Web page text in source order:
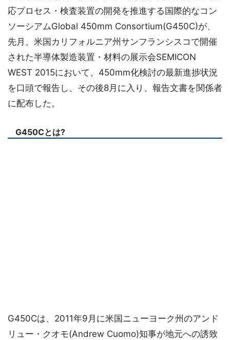
応プロセス・検査装置の開発を推進する国際的なコン
ソーシアムGlobal 450mm Consortium(G450C)が、
先月、米国カリフォルニア州サンフランシスコで開催
された半導体製造装置・材料の展示会SEMICON
WEST 2015において、450mm化検討の最新進捗状況
を口頭で報告し、その後8月に入り、報告文書を関係者
に配布した。
G450Cとは?
G450Cは、2011年9月に米国ニューヨーク州のアンド
リュー・クオモ(Andrew Cuomo)知事が地元への誘致